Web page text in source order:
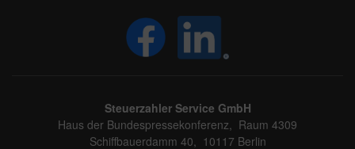
Steuerzahler Service GmbH
Haus der Bundespressekonferenz, Raum 4309
Schiffbauerdamm 40, 10117 Berlin